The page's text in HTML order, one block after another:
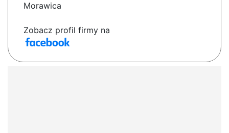
Morawica
Zobacz profil firmy na